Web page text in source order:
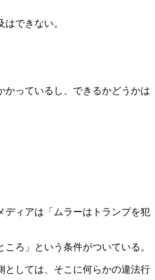
できない。
っているし、できるかどうかは
ディアは「ムラーはトランプを犯
ろ」という条件がついている。
としては、そこに何らかの違法行